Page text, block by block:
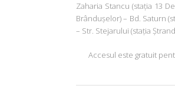
Zaharia Stancu (stația 13
Brândușelor) – Bd. Saturn
– Str. Stejarului (stația
Accesul este gratuit